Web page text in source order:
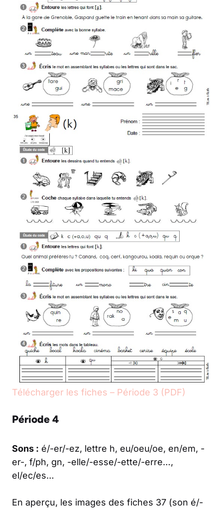
Télécharger les fiches – Période 3 (PDF)
Période 4
Sons : é/-er/-ez, lettre h, eu/oeu/oe, en/em, -
er-, f/ph, gn, -elle/-esse/-ette/-erre…,
el/ec/es…
En aperçu, les images des fiches 37 (son é/-